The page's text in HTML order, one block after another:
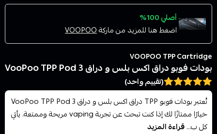
أصلي 100%
اضغط هنا للمزيد من ماركةVOOPOO
VOOPOO TPP Cartridge
بودات فوبو دراق اكس بلس و دراق 3 VooPoo TPP Pod
(تقييم واحد)
تُعتبر بودات فوبو TPP دراق اكس بلس و دراق 3 VooPoo TPP Pod
خيارًا ممتازًا لك إذا كنت تبحث عن تجربة vaping مريحة وممتعة. يأتي
كل ب...قراءة المزيد